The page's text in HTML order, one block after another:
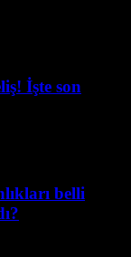
İşte son
belli